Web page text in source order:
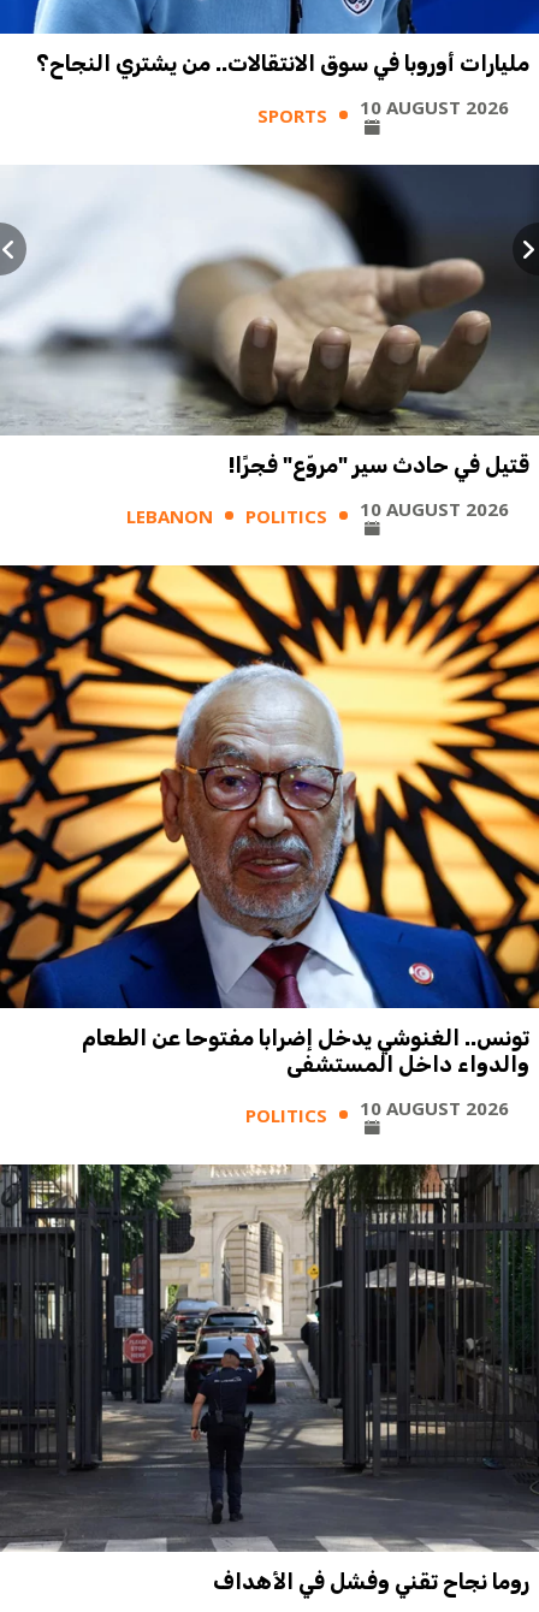
مليارات أوروبا في سوق الانتقالات.. من يشتري النجاح؟
SPORTS 10 AUGUST 2026
قتيل في حادث سير "مروّع" فجرًا!
LEBANON POLITICS 10 AUGUST 2026
تونس.. الغنوشي يدخل إضرابا مفتوحا عن الطعام
والدواء داخل المستشفى
POLITICS 10 AUGUST 2026
روما نجاح تقني وفشل في الأهداف